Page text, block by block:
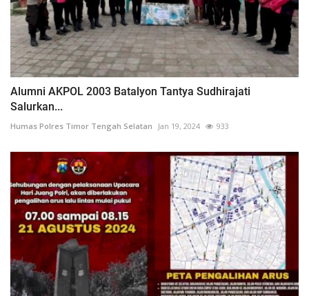
Alumni AKPOL 2003 Batalyon Tantya Sudhirajati
Salurkan...
Humas Polres Timor Tengah Selatan Jan 19, 2024 933